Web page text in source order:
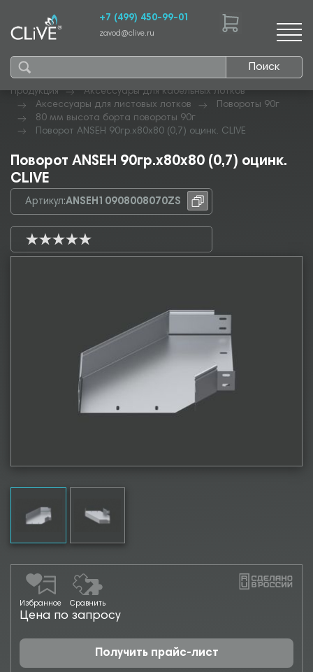
Поиск
+7 (499) 450-99-01
zavod@clive.ru
Продукция
Аксессуары для кабельных лотков
Аксессуары для листовых лотков
Повороты 90г
80 мм высота борта повороты 90г
Поворот ANSEH 90гр.х80х80 (0,7) оцинк. CLIVE
Поворот ANSEH 90гр.х80х80 (0,7) оцинк.
CLIVE
Артикул:ANSEH10908008070ZS
Избранное Сравнить
Цена по запросу
Получить прайс-лист